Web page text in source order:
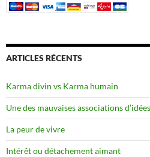
ARTICLES RÉCENTS
Karma divin vs Karma humain
Une des mauvaises associations d’idées
La peur de vivre
Intérêt ou détachement aimant